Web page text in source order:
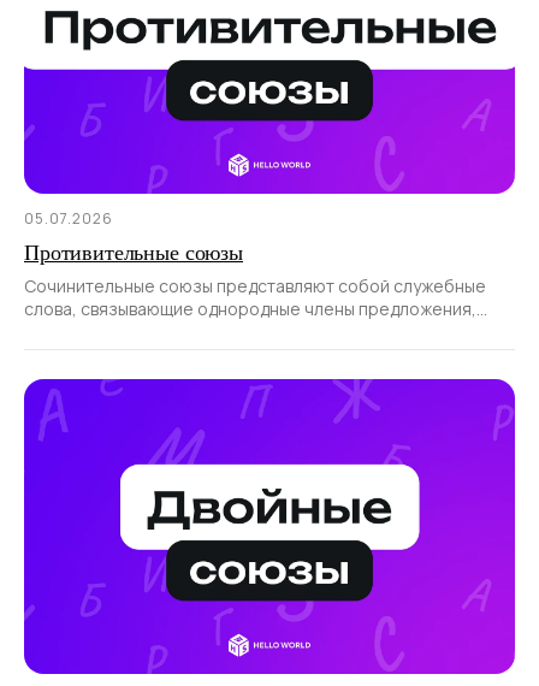
05.07.2026
Противительные союзы
Сочинительные союзы представляют собой служебные
слова, связывающие однородные члены предложения,